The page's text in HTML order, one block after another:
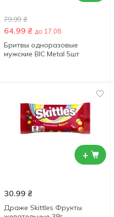
79.99 ₴
64.99 ₴ до 17.08
Бритвы одноразовые
мужские BIC Metal 5шт
+
30.99 ₴
Драже Skittles Фрукты